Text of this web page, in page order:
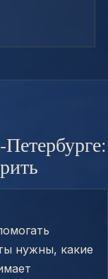
нужны, какие